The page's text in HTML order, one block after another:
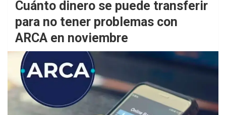
Cuánto dinero se puede transferir
para no tener problemas con
ARCA en noviembre